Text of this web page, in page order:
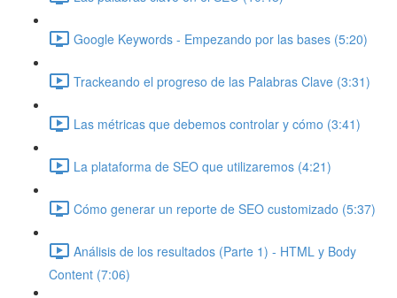
Google Keywords - Empezando por las bases (5:20)
Trackeando el progreso de las Palabras Clave (3:31)
Las métricas que debemos controlar y cómo (3:41)
La plataforma de SEO que utilizaremos (4:21)
Cómo generar un reporte de SEO customizado (5:37)
Análisis de los resultados (Parte 1) - HTML y Body
Content (7:06)